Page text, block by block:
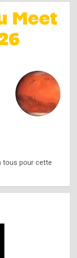
tous pour cette